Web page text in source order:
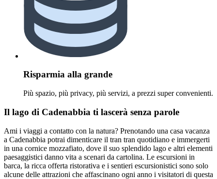
Risparmia alla grande
Più spazio, più privacy, più servizi, a prezzi super convenienti.
Il lago di Cadenabbia ti lascerà senza parole
Ami i viaggi a contatto con la natura? Prenotando una casa vacanza
a Cadenabbia potrai dimenticare il tran tran quotidiano e immergerti
in una cornice mozzafiato, dove il suo splendido lago e altri elementi
paesaggistici danno vita a scenari da cartolina. Le escursioni in
barca, la ricca offerta ristorativa e i sentieri escursionistici sono solo
alcune delle attrazioni che affascinano ogni anno i visitatori di questa